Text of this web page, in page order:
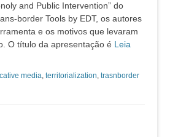
and Public Intervention” do
border Tools by EDT, os autores
e os motivos que levaram
O título da apresentação é Leia
media, territorialization, trasnborder